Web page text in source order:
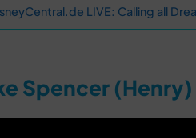
LIVE: Calling all
Spencer